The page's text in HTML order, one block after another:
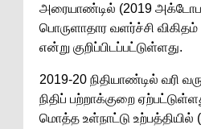
அரையாண்டில் (2019
பொருளாதார வளர்ச்சி
என்று குறிப்பிடப்பட்டுள்ளது.
2019-20 நிதியாண்டில் வரி
நிதிப் பற்றாக்குறை
மொத்த உள்நாட்டு உற்பத்தியில்